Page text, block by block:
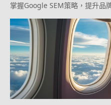
掌握Google SEM策略，提升品